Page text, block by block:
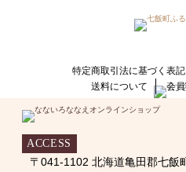
特定商取引法に基づく表記
送料について
会
ACCESS
〒041-1102 北海道亀田郡七飯